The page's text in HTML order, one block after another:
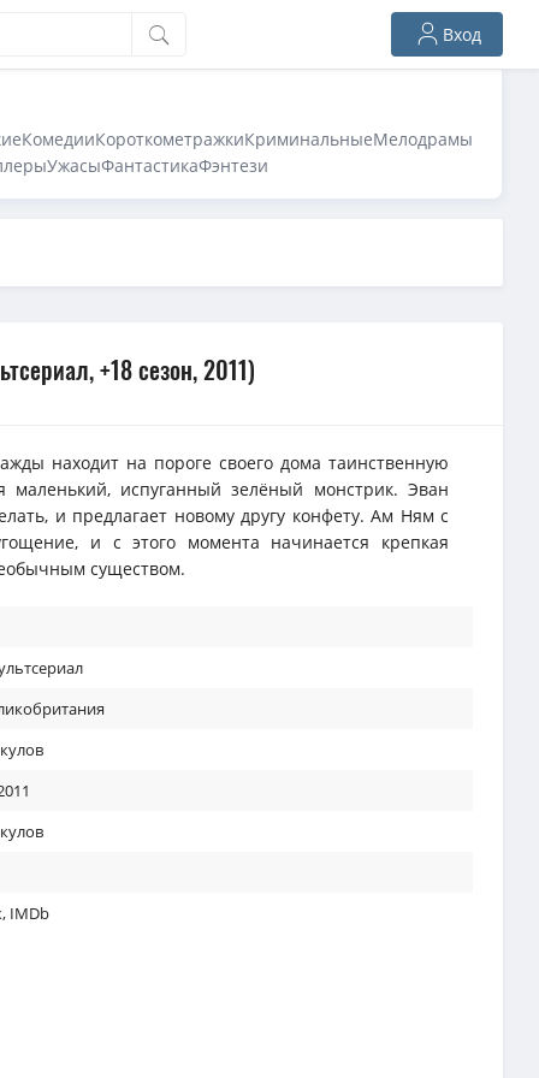
Вход
КомедииКороткометражкиКриминальныеМелодрамы
УжасыФантастикаФэнтези
+18 сезон, 2011)
находит на пороге своего дома таинственную
маленький, испуганный зелёный монстрик. Эван
и предлагает новому другу конфету. Ам Ням с
и с этого момента начинается крепкая
существом.
, IMDb